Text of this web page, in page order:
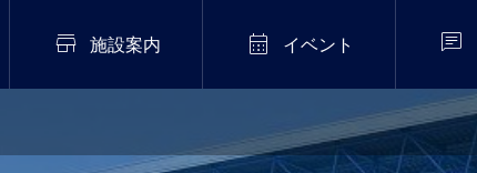
 施設案内  イベント 
2026年7月20日